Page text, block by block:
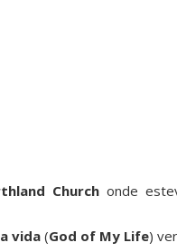
Church onde
vida(God of My Life)